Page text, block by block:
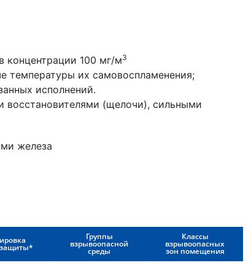
концентрации 100 мг/м3
температуры их самовоспламенения;
исполнений.
восстановителями (щелочи), сильными
железа
Группы
взрывоопасной
среды
Классы
взрывоопасных
зон помещения